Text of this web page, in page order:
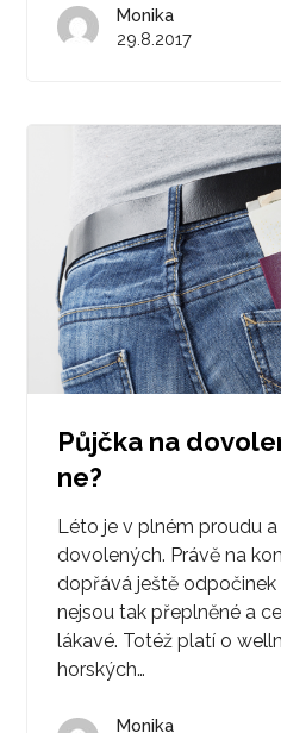
Monika
29.8.2017
Půjčka na
ne?
Léto je v plném proudu
dovolených. Právě na
dopřává ještě odpočinek
nejsou tak přeplněné a
lákavé. Totéž platí o
horských…
Monika